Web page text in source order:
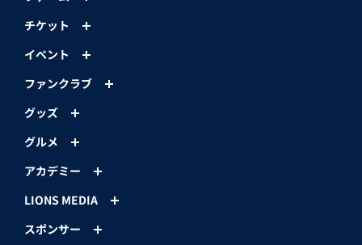
チケット
イベント
ファンクラブ
グッズ
グルメ
アカデミー
LIONS MEDIA
スポンサー